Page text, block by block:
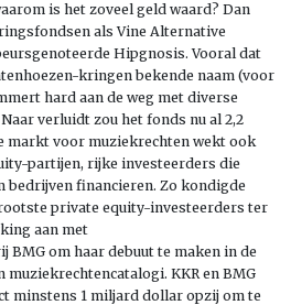
is het zoveel geld waard? Dan
als Vine Alternative
Hipgnosis. Vooral dat
kringen bekende naam (voor
hard aan de weg met diverse
verluidt zou het fonds nu al 2,2
markt voor muziekrechten wekt ook
partijen, rijke investeerders die
bedrijven financieren. Zo kondigde
private equity-investeerders ter
aan met
om haar debuut te maken in de
KKR en BMG
minstens 1 miljard dollar opzij om te